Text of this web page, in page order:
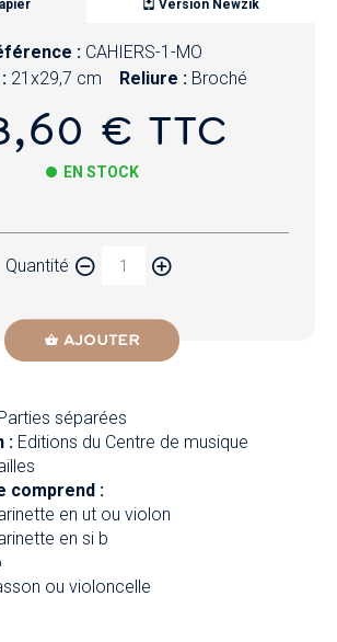
Version Newzik
: CAHIERS-1-MO
21x29,7 cm Reliure : Broché
€ TTC
EN STOCK
Quantité
AJOUTER
séparées
: Editions du Centre de musique
comprend :
en ut ou violon
en si b
ou violoncelle